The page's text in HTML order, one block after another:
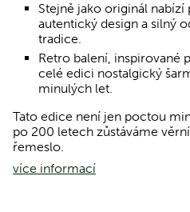
Stejně jako originál
autentický design a silný
tradice.
Retro balení, inspirované
celé edici nostalgický
minulých let.
Tato edice není jen poctou
po 200 letech zůstáváme
řemeslo.
více informací